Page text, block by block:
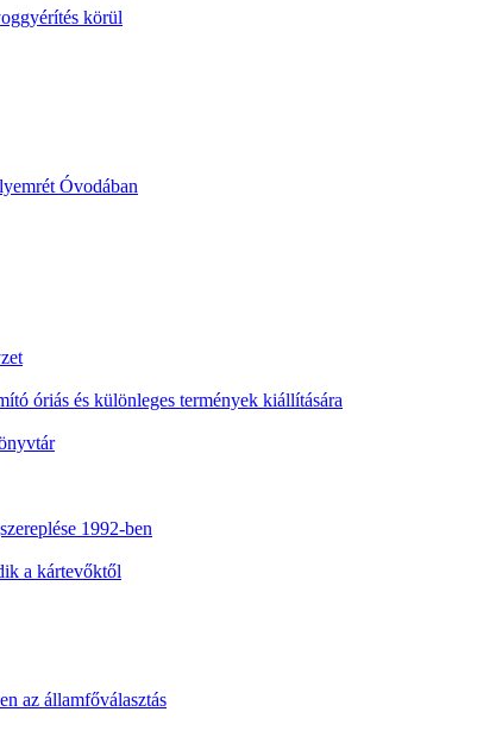
körül
Óvodában
óriás és különleges termények kiállítására
1992-ben
a kártevőktől
az államfőválasztás